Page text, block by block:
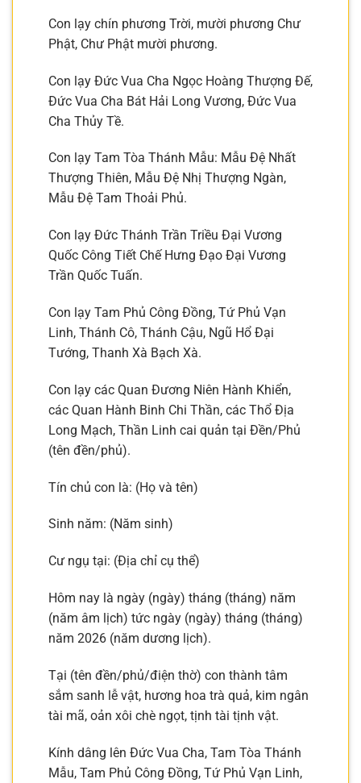
Con lạy chín phương Trời, mười phương Chư
Phật, Chư Phật mười phương.
Con lạy Đức Vua Cha Ngọc Hoàng Thượng Đế,
Đức Vua Cha Bát Hải Long Vương, Đức Vua
Cha Thủy Tề.
Con lạy Tam Tòa Thánh Mẫu: Mẫu Đệ Nhất
Thượng Thiên, Mẫu Đệ Nhị Thượng Ngàn,
Mẫu Đệ Tam Thoải Phủ.
Con lạy Đức Thánh Trần Triều Đại Vương
Quốc Công Tiết Chế Hưng Đạo Đại Vương
Trần Quốc Tuấn.
Con lạy Tam Phủ Công Đồng, Tứ Phủ Vạn
Linh, Thánh Cô, Thánh Cậu, Ngũ Hổ Đại
Tướng, Thanh Xà Bạch Xà.
Con lạy các Quan Đương Niên Hành Khiển,
các Quan Hành Binh Chi Thần, các Thổ Địa
Long Mạch, Thần Linh cai quản tại Đền/Phủ
(tên đền/phủ).
Tín chủ con là: (Họ và tên)
Sinh năm: (Năm sinh)
Cư ngụ tại: (Địa chỉ cụ thể)
Hôm nay là ngày (ngày) tháng (tháng) năm
(năm âm lịch) tức ngày (ngày) tháng (tháng)
năm 2026 (năm dương lịch).
Tại (tên đền/phủ/điện thờ) con thành tâm
sắm sanh lễ vật, hương hoa trà quả, kim ngân
tài mã, oản xôi chè ngọt, tịnh tài tịnh vật.
Kính dâng lên Đức Vua Cha, Tam Tòa Thánh
Mẫu, Tam Phủ Công Đồng, Tứ Phủ Vạn Linh,